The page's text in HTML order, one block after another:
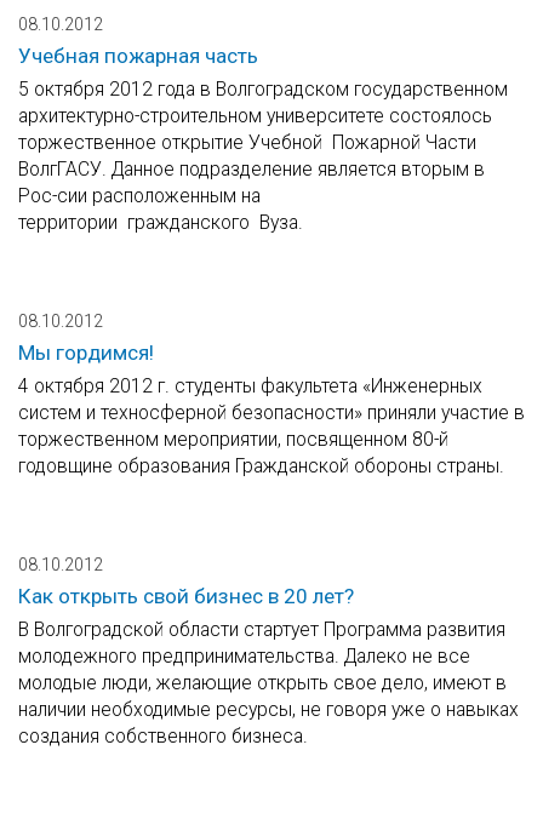
08.10.2012
Учебная пожарная часть
5 октября 2012 года в Волгоградском государственном
архитектурно-строительном университете состоялось
торжественное открытие Учебной Пожарной Части
ВолгГАСУ. Данное подразделение является вторым в
Рос-сии расположенным на
территории гражданского Вуза.
08.10.2012
Мы гордимся!
4 октября 2012 г. студенты факультета «Инженерных
систем и техносферной безопасности» приняли участие в
торжественном мероприятии, посвященном 80-й
годовщине образования Гражданской обороны страны.
08.10.2012
Как открыть свой бизнес в 20 лет?
В Волгоградской области стартует Программа развития
молодежного предпринимательства. Далеко не все
молодые люди, желающие открыть свое дело, имеют в
наличии необходимые ресурсы, не говоря уже о навыках
создания собственного бизнеса.